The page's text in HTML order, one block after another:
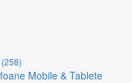
(258)
Mobile & Tablete